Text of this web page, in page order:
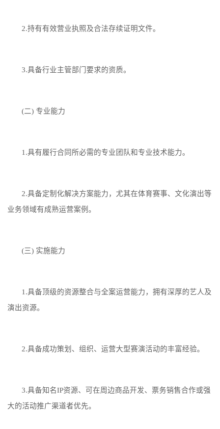
2.持有有效营业执照及合法存续证明文件。
3.具备行业主管部门要求的资质。
(二) 专业能力
1.具有履行合同所必需的专业团队和专业技术能力。
2.具备定制化解决方案能力，尤其在体育赛事、文化演出等
业务领域有成熟运营案例。
(三) 实施能力
1.具备顶级的资源整合与全案运营能力，拥有深厚的艺人及
演出资源。
2.具备成功策划、组织、运营大型赛演活动的丰富经验。
3.具备知名IP资源、可在周边商品开发、票务销售合作或强
大的活动推广渠道者优先。